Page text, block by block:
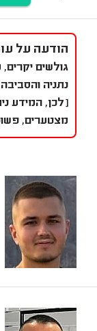
הודעה על
גולשים
נתניה
[לכן, המידע
מצטערים,